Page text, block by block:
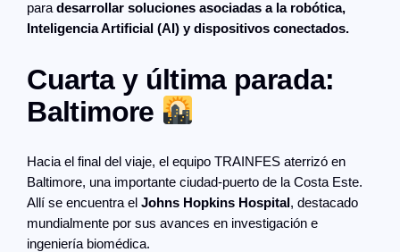
paradesarrollar soluciones asociadas a la robótica,
Inteligencia Artificial (AI) y dispositivos conectados.
Cuarta y última parada:
Baltimore
Hacia el final del viaje, el equipo TRAINFES aterrizó en
Baltimore, una importante ciudad-puerto de la Costa Este.
Allí se encuentra elJohns Hopkins Hospital, destacado
mundialmente por sus avances en investigación e
ingeniería biomédica.